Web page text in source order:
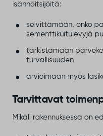
isännöitsijöitä:
selvittämään, onko
sementtikuitulevyjä
tarkistamaan
turvallisuuden
arvioimaan myös
Tarvittavat
Mikäli rakennuksessa on